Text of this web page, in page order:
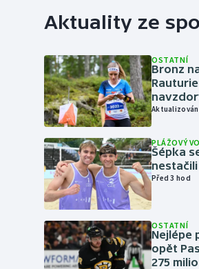
Aktuality ze
OSTATNÍ
Bronz
PLÁŽOVÝ
Šépka
Před 3 hod
OSTATNÍ
Nejlépe
opět
275